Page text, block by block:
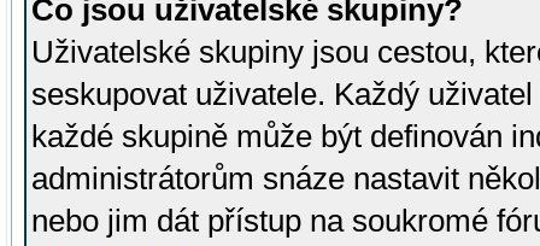
Co jsou uživatelské skupiny?
Uživatelské skupiny jsou cestou,
seskupovat uživatele. Každý
každé skupině může být definován
administrátorům snáze nastavit
nebo jim dát přístup na soukromé